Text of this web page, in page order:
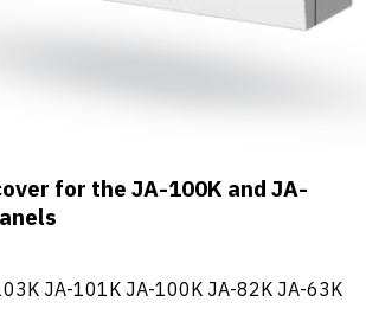
for the JA-100K and JA-
JA-101K JA-100K JA-82K JA-63K